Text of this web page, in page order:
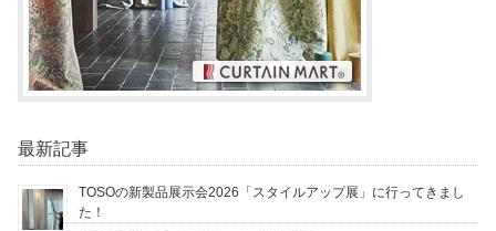
最新記事
TOSOの新製品展示会2026「スタイルアップ展」に行ってきまし
た！